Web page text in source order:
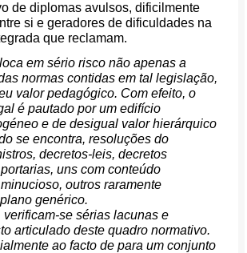
de diplomas avulsos, dificilmente
si e geradores de dificuldades na
que reclamam.
em sério risco não apenas a
normas contidas em tal legislação,
valor pedagógico. Com efeito, o
é pautado por um edifício
e de desigual valor hierárquico
se encontra, resoluções do
decretos-leis, decretos
uns com conteúdo
outros raramente
genérico.
se sérias lacunas e
articulado deste quadro normativo.
ao facto de para um conjunto